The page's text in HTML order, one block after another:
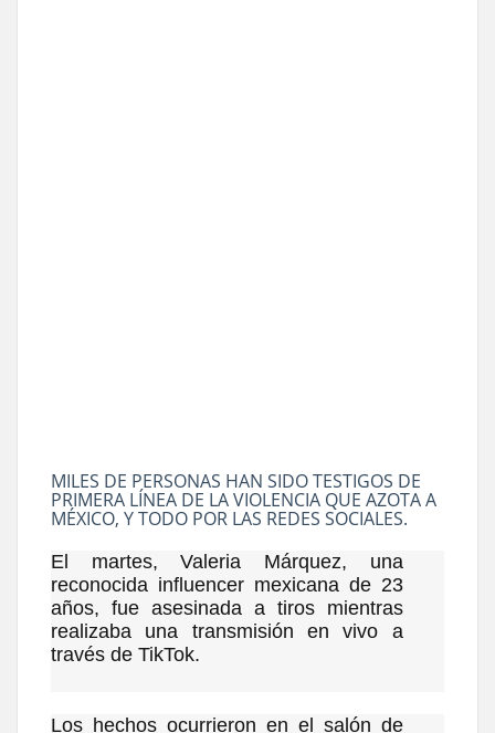
MILES DE PERSONAS HAN SIDO TESTIGOS DE
PRIMERA LÍNEA DE LA VIOLENCIA QUE AZOTA A
MÉXICO, Y TODO POR LAS REDES SOCIALES.
El martes, Valeria Márquez, una
reconocida influencer mexicana de 23
años, fue asesinada a tiros mientras
realizaba una transmisión en vivo a
través de TikTok.
Los hechos ocurrieron en el salón de